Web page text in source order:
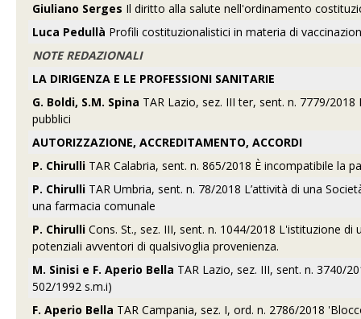
Giuliano Serges Il diritto alla salute nell'ordinamento
Luca Pedullà Profili costituzionalistici in materia di
NOTE REDAZIONALI
LA DIRIGENZA E LE PROFESSIONI SANITARIE
G. Boldi, S.M. Spina TAR Lazio, sez. III ter, sent. n. 7779/
pubblici
AUTORIZZAZIONE, ACCREDITAMENTO, ACCORDI
P. ChirulliTAR Calabria, sent. n. 865/2018 È incompatibile la
P. ChirulliTAR Umbria, sent. n. 78/2018 L’attività di una
una farmacia comunale
P. ChirulliCons. St., sez. III, sent. n. 1044/2018 L'istituzione
potenziali avventori di qualsivoglia provenienza.
M. Sinisi e F. Aperio Bella TAR Lazio, sez. III, sent. n. 3740/
502/1992 s.m.i)
F. Aperio Bella TAR Campania, sez. I, ord. n. 2786/2018